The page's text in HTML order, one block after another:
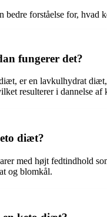
bedre forståelse for,
fungerer det?
er en lavkulhydrat
resulterer i dannelse
diæt?
med højt fedtindhold
og blomkål.